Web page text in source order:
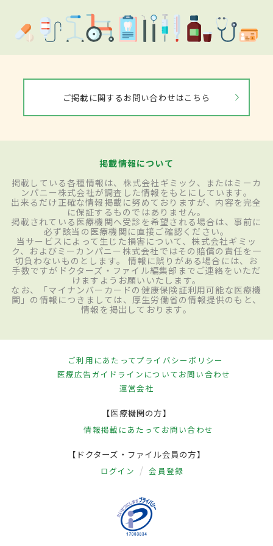
ご掲載に関するお問い合わせはこちら
掲載情報について
掲載している各種情報は、株式会社ギミック、またはミーカ
ンパニー株式会社が調査した情報をもとにしています。
出来るだけ正確な情報掲載に努めておりますが、内容を完全
に保証するものではありません。
掲載されている医療機関へ受診を希望される場合は、事前に
必ず該当の医療機関に直接ご確認ください。
当サービスによって生じた損害について、株式会社ギミッ
ク、およびミーカンパニー株式会社ではその賠償の責任を一
切負わないものとします。 情報に誤りがある場合には、お
手数ですがドクターズ・ファイル編集部までご連絡をいただ
けますようお願いいたします。
なお、「マイナンバーカードの健康保険証利用可能な医療機
関」の情報につきましては、厚生労働省の情報提供のもと、
情報を掲出しております。
ご利用にあたってプライバシーポリシー
医療広告ガイドラインについてお問い合わせ
運営会社
【医療機関の方】
情報掲載にあたって お問い合わせ
【ドクターズ・ファイル会員の方】
ログイン 会員登録